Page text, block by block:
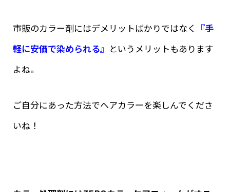
市販のカラー剤にはデメリットばかりではなく 『手
軽に安価で染められる』 というメリットもあります
よね。
ご自分にあった方法でヘアカラーを楽しんでくださ
いね！